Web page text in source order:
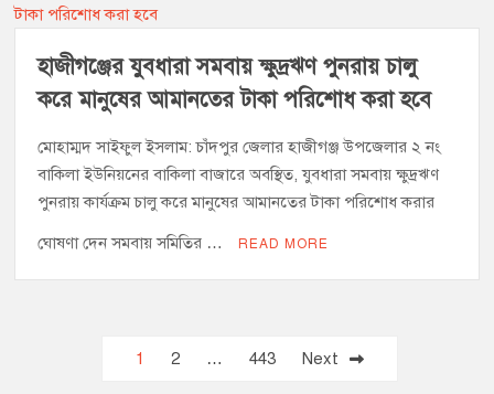
হাজীগঞ্জের যুবধারা সমবায় ক্ষুদ্রঋণ পুনরায় চালু
করে মানুষের আমানতের টাকা পরিশোধ করা হবে
মোহাম্মদ সাইফুল ইসলাম: চাঁদপুর জেলার হাজীগঞ্জ উপজেলার ২ নং
বাকিলা ইউনিয়নের বাকিলা বাজারে অবস্থিত, যুবধারা সমবায় ক্ষুদ্রঋণ
পুনরায় কার্যক্রম চালু করে মানুষের আমানতের টাকা পরিশোধ করার
ঘোষণা দেন সমবায় সমিতির … READ MORE
1 2 … 443 Next